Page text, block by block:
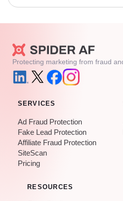
Protecting marketing from fraud
SERVICES
Ad Fraud Protection
Fake Lead Protection
Affiliate Fraud Protection
SiteScan
Pricing
RESOURCES